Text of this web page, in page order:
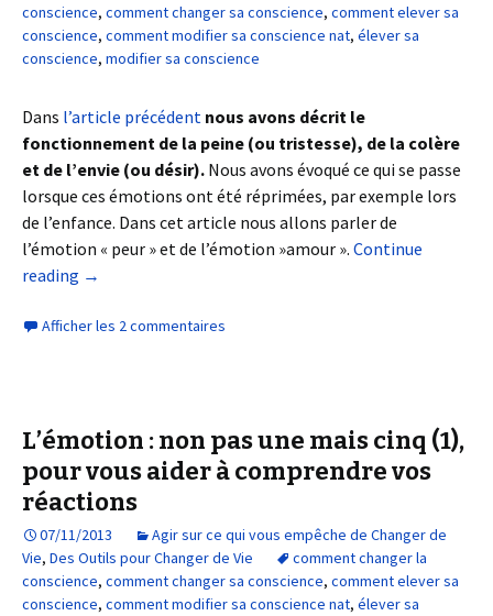
conscience, comment changer sa conscience, comment elever sa
conscience, comment modifier sa conscience nat, élever sa
conscience, modifier sa conscience
Dans l’article précédent nous avons décrit le
fonctionnement de la peine (ou tristesse), de la colère
et de l’envie (ou désir). Nous avons évoqué ce qui se passe
lorsque ces émotions ont été réprimées, par exemple lors
de l’enfance. Dans cet article nous allons parler de
l’émotion « peur » et de l’émotion »amour ». Continue
reading →
Afficher les 2 commentaires
L’émotion : non pas une mais cinq (1),
pour vous aider à comprendre vos
réactions
07/11/2013
Agir sur ce qui vous empêche de Changer de
Vie, Des Outils pour Changer de Vie
comment changer la
conscience, comment changer sa conscience, comment elever sa
conscience, comment modifier sa conscience nat, élever sa